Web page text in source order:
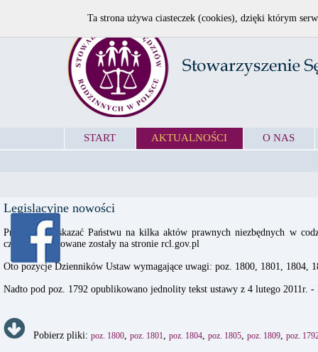
START AKTUALNOŚCI O NAS
Legislacyjne nowości
Pragniemy wskazać Państwu na kilka aktów prawnych niezbędnych w
czasie opublikowane zostały na stronie rcl.gov.pl
Oto pozycje Dzienników Ustaw wymagające uwagi: poz. 1800, 1801, 1804,
Nadto pod poz. 1792 opublikowano jednolity tekst ustawy z 4 lutego 2011r.
Pobierz pliki: poz. 1800, poz. 1801, poz. 1804, poz. 1805, poz. 1809, poz.
Ta strona używa ciasteczek (cookies), dzięki którym